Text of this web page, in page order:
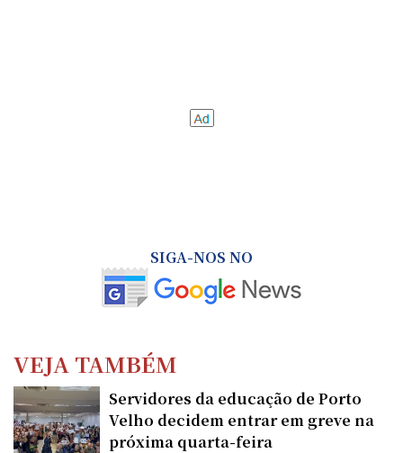
SIGA-NOS NO
VEJA TAMBÉM
Servidores da educação de Porto
Velho decidem entrar em greve na
próxima quarta-feira